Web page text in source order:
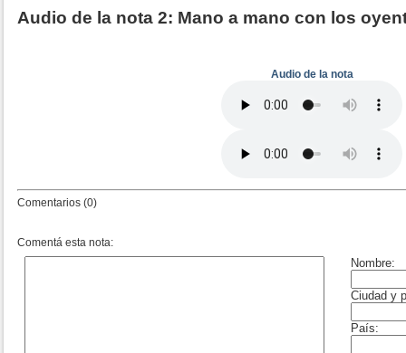
Audio de la nota 2: Mano a mano con los
Audio de la nota
Comentarios (0)
Comentá esta nota: